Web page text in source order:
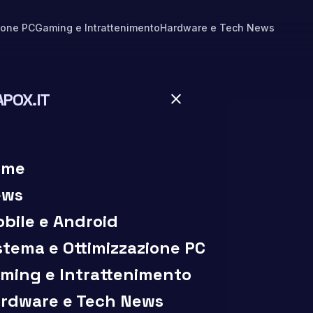
PCGaming e IntrattenimentoHardware e Tech News
close
e Android
e Ottimizzazione PC
e Intrattenimento
e Tech News